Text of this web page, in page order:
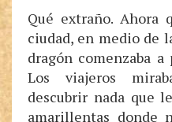
Qué extraño. Ahora
ciudad, en medio de
dragón comenzaba a
Los viajeros
descubrir nada que
amarillentas donde